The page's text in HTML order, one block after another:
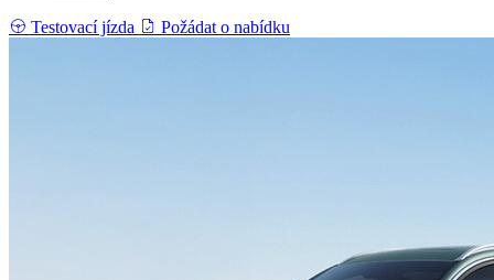
Testovací jízda
Požádat o nabídku